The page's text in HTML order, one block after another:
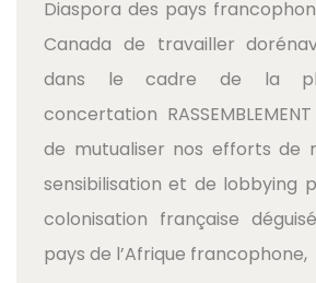
Diaspora des pays
Canada de travailler
dans le cadre de la
concertation
de mutualiser nos efforts de
sensibilisation et de lobbying
colonisation française
pays de l’Afrique francophone,